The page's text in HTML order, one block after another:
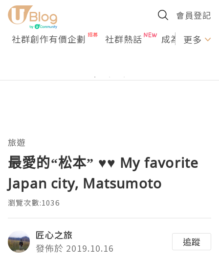
會員登記
社群創作有價企劃 社群熱話 成為U更多
旅遊
最愛的“松本” ♥♥ My favorite
Japan city, Matsumoto
瀏覽次數:1036
匠心之旅
發佈於 2019.10.16
追蹤